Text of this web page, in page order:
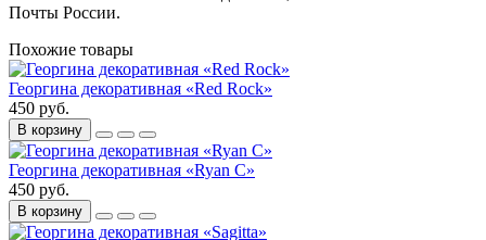
Почты России.
Похожие товары
Георгина декоративная «Red Rock»
450 руб.
В корзину
Георгина декоративная «Ryan C»
450 руб.
В корзину